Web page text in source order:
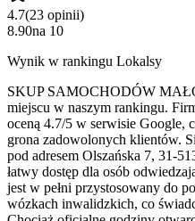
4.7(23 opinii)
8.90na 10
Wynik w rankingu Lokalsy
SKUP SAMOCHODÓW
miejscu w naszym rankingu.
oceną 4.7/5 w serwisie Google,
grona zadowolonych klientów.
pod adresem Olszańska 7, 31-
łatwy dostęp dla osób
jest w pełni przystosowany do
wózkach inwalidzkich, co